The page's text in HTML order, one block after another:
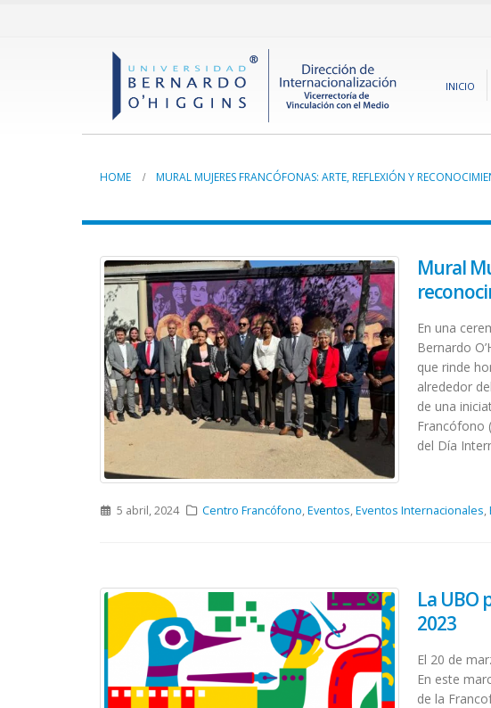
INICIO
HOME MURAL MUJERES FRANCÓFONAS: ARTE, REFLEXIÓN Y
Mural
En una
Bernardo
que rinde
alrededor
de una
Francófono
del Día
5 abril, 2024 Centro Francófono,Eventos,Eventos Internacionales,
La UBO
2023
El 20 de
En este
de la